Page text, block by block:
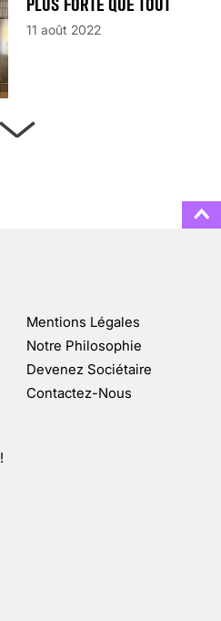
PLUS FORTE QUE TOUT
11 août 2022
CHANGEMENT DE SEXE :
DES DEMANDES
TOUJOURS PLUS
NOMBREUSES
Mentions Légales
Notre Philosophie
Devenez Sociétaire
Contactez-Nous